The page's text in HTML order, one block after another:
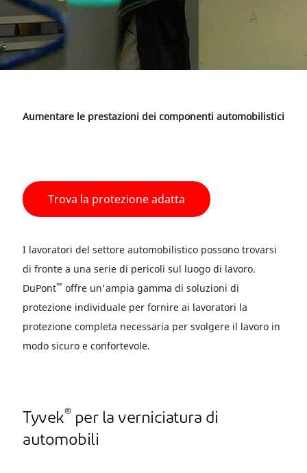
Aumentare le prestazioni dei componenti automobilistici
Trova la protezione adatta
I lavoratori del settore automobilistico possono trovarsi
di fronte a una serie di pericoli sul luogo di lavoro.
DuPont™ offre un'ampia gamma di soluzioni di
protezione individuale per fornire ai lavoratori la
protezione completa necessaria per svolgere il lavoro in
modo sicuro e confortevole.
Tyvek® per la verniciatura di
automobili